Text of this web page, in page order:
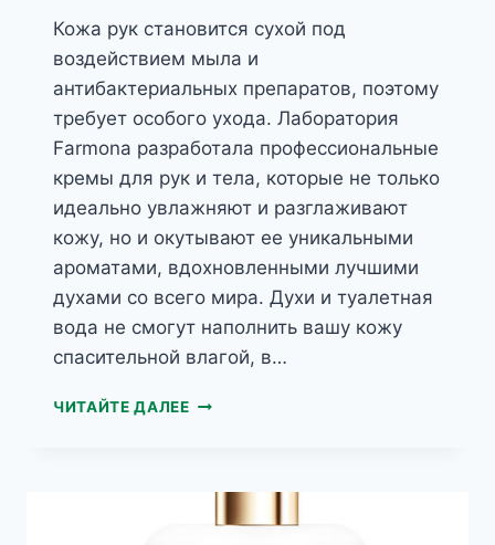
Кожа рук становится сухой под
воздействием мыла и
антибактериальных препаратов, поэтому
требует особого ухода. Лаборатория
Farmona разработала профессиональные
кремы для рук и тела, которые не только
идеально увлажняют и разглаживают
кожу, но и окутывают ее уникальными
ароматами, вдохновленными лучшими
духами со всего мира. Духи и туалетная
вода не смогут наполнить вашу кожу
спасительной влагой, в…
ЧИТАЙТЕ ДАЛЕЕPERFUME
ДЛЯ